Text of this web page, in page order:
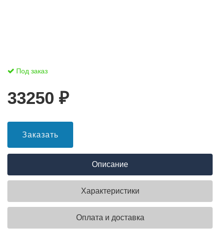
Под заказ
33250 ₽
Заказать
Описание
Характеристики
Оплата и доставка